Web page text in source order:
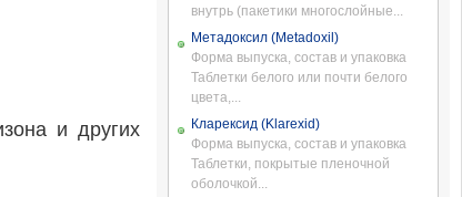
и других
внутрь (пакетики многослойные...
Метадоксил (Metadoxil)
Форма выпуска, состав и упаковка
Таблетки белого или почти белого
цвета,...
Кларексид (Klarexid)
Форма выпуска, состав и упаковка
Таблетки, покрытые пленочной
оболочкой...